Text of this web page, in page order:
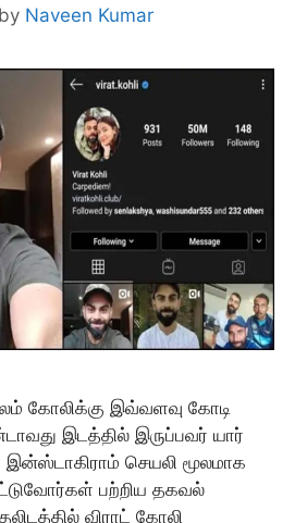
by Naveen Kumar
கோலிக்கு இவ்வளவு கோடி
இடத்தில் இருப்பவர் யார்
செயலி மூலமாக
பற்றிய தகவல்
விராட் கோலி